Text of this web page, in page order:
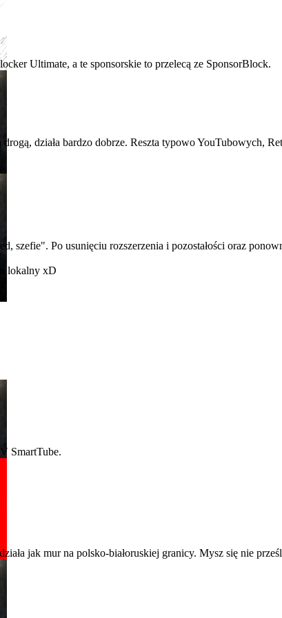
Ultimate, a te sponsorskie to przelecą ze SponsorBlock.
drogą, działa bardzo dobrze. Reszta typowo YouTubowych,
szefie". Po usunięciu rozszerzenia i pozostałości oraz
lokalny xD
SmartTube.
jak mur na polsko-białoruskiej granicy. Mysz się nie